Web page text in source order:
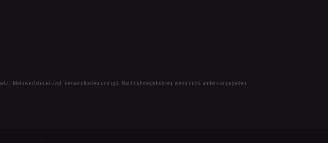
Mehrwertsteuer zzgl.Versandkosten und ggf. Nachnahmegebühren, wenn nicht anders angegeben.